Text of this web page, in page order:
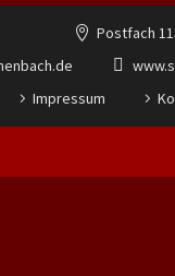
Postfach
Impressum